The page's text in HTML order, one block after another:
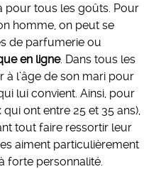
pour tous les goûts. Pour
homme, on peut se
de parfumerie ou
en ligne. Dans tous les
à l’âge de son mari pour
lui convient. Ainsi, pour
ont entre 25 et 35 ans),
tout faire ressortir leur
aiment particulièrement
forte personnalité.